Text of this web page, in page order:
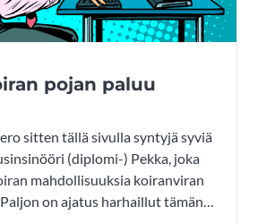
pojan paluu
sitten tällä sivulla syntyjä syviä
(diplomi-) Pekka, joka
mahdollisuuksia koiranviran
on ajatus harhaillut tämän